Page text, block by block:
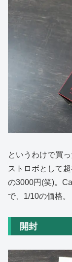
というわけで買
ストロボとして
の3000円(笑)。
で、1/10の価格。
開封